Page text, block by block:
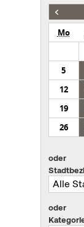
Mo
5
12
19
26
oder
oder